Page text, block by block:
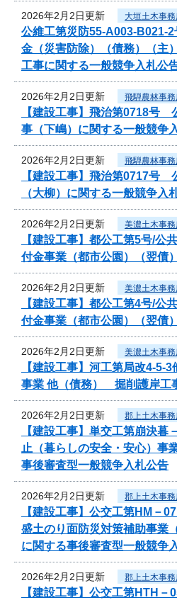
2026年2月2日更新 大垣土木事
公維工第災防55-A003-B021-
金（災害防除）（債務）（主
工事に関する一般競争入札公
2026年2月2日更新 飛騨農林事
【建設工事】飛治第0718号
事（下嶋）に関する一般競争
2026年2月2日更新 飛騨農林事
【建設工事】飛治第0717号
（大柳）に関する一般競争入
2026年2月2日更新 美濃土木事
【建設工事】都公工第5号/
付金事業（都市公園）（翌債
2026年2月2日更新 美濃土木事
【建設工事】都公工第4号/
付金事業（都市公園）（翌債
2026年2月2日更新 美濃土木事
【建設工事】河工第局改4-5-
事業 他（債務） 掘削護岸工
2026年2月2日更新 郡上土木事
【建設工事】単交工第崩決
止（暮らしの安全・安心）事
事後審査型一般競争入札公告
2026年2月2日更新 郡上土木事
【建設工事】公交工第HM－
盛土のり面防災対策補助事業
に関する事後審査型一般競争
2026年2月2日更新 郡上土木事
【建設工事】公交工第HTH